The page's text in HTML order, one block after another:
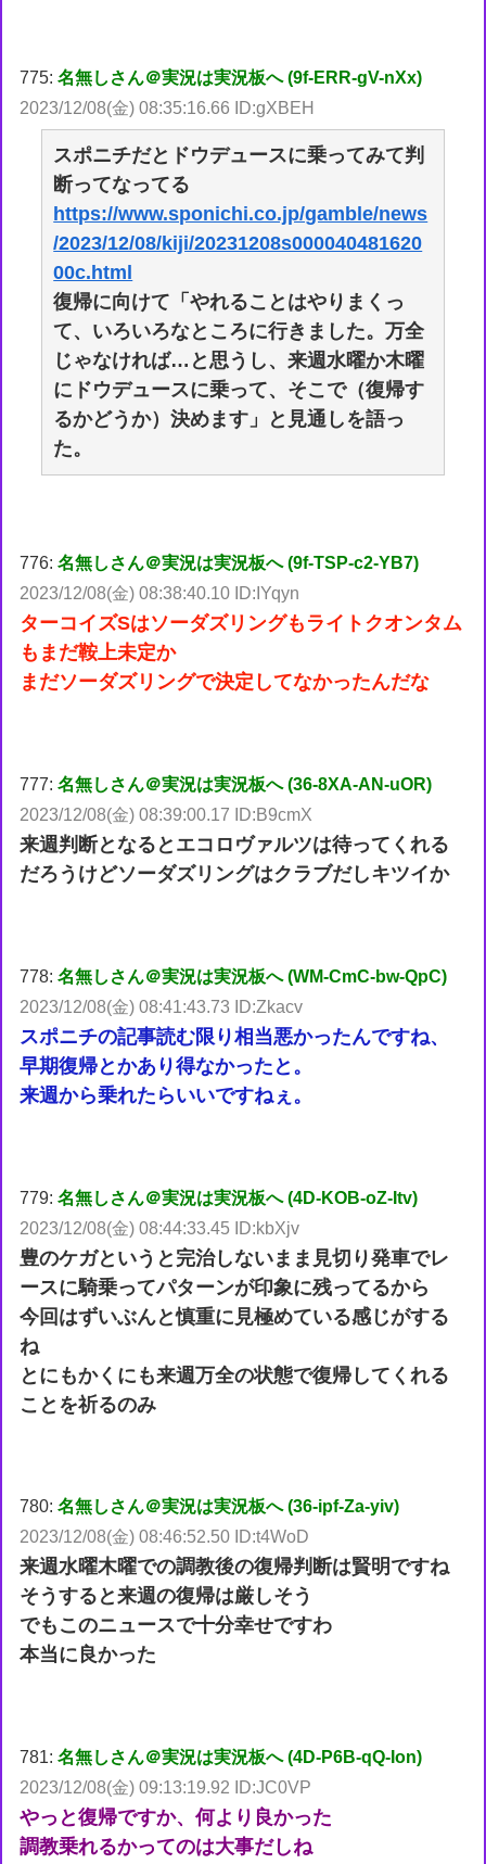
775:名無しさん＠実況は実況板へ (9f-ERR-gV-nXx)
2023/12/08(金) 08:35:16.66 ID:gXBEH
スポニチだとドウデュースに乗ってみて判
断ってなってる
https://www.sponichi.co.jp/gamble/news
/2023/12/08/kiji/20231208s000040481620
00c.html
復帰に向けて「やれることはやりまくっ
て、いろいろなところに行きました。万全
じゃなければ…と思うし、来週水曜か木曜
にドウデュースに乗って、そこで（復帰す
るかどうか）決めます」と見通しを語っ
た。
776:名無しさん＠実況は実況板へ (9f-TSP-c2-YB7)
2023/12/08(金) 08:38:40.10 ID:IYqyn
ターコイズSはソーダズリングもライトクオンタム
もまだ鞍上未定か
まだソーダズリングで決定してなかったんだな
777:名無しさん＠実況は実況板へ (36-8XA-AN-uOR)
2023/12/08(金) 08:39:00.17 ID:B9cmX
来週判断となるとエコロヴァルツは待ってくれる
だろうけどソーダズリングはクラブだしキツイか
778:名無しさん＠実況は実況板へ (WM-CmC-bw-QpC)
2023/12/08(金) 08:41:43.73 ID:Zkacv
スポニチの記事読む限り相当悪かったんですね、
早期復帰とかあり得なかったと。
来週から乗れたらいいですねぇ。
779:名無しさん＠実況は実況板へ (4D-KOB-oZ-Itv)
2023/12/08(金) 08:44:33.45 ID:kbXjv
豊のケガというと完治しないまま見切り発車でレ
ースに騎乗ってパターンが印象に残ってるから
今回はずいぶんと慎重に見極めている感じがする
ね
とにもかくにも来週万全の状態で復帰してくれる
ことを祈るのみ
780:名無しさん＠実況は実況板へ (36-ipf-Za-yiv)
2023/12/08(金) 08:46:52.50 ID:t4WoD
来週水曜木曜での調教後の復帰判断は賢明ですね
そうすると来週の復帰は厳しそう
でもこのニュースで十分幸せですわ
本当に良かった
781:名無しさん＠実況は実況板へ (4D-P6B-qQ-Ion)
2023/12/08(金) 09:13:19.92 ID:JC0VP
やっと復帰ですか、何より良かった
調教乗れるかってのは大事だしね